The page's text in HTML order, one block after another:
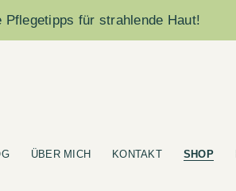
für strahlende Haut!
ÜBER MICH KONTAKT SHOP